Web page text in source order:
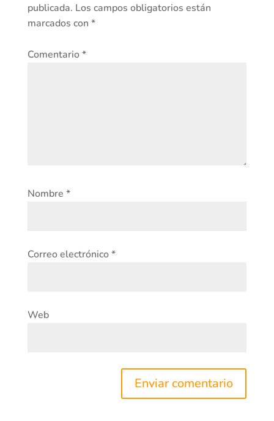
publicada. Los campos obligatorios están
marcados con *
Comentario*
Nombre *
Correo electrónico*
Web